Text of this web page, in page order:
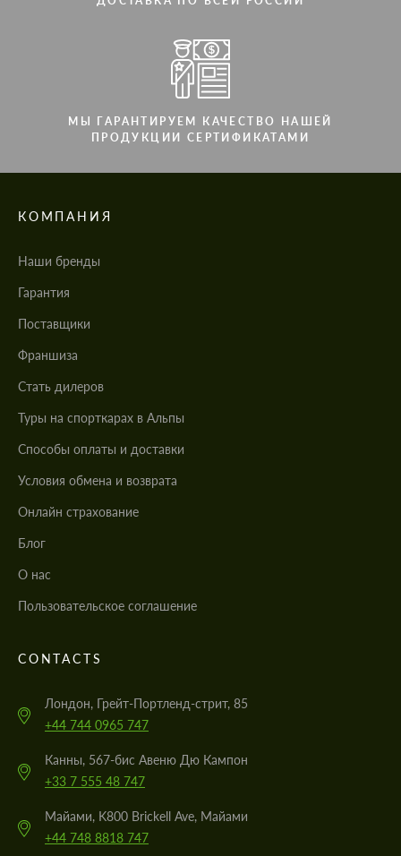
МЫ ГАРАНТИРУЕМ КАЧЕСТВО НАШЕЙ
ПРОДУКЦИИ СЕРТИФИКАТАМИ
КОМПАНИЯ
Наши бренды
Гарантия
Поставщики
Франшиза
Стать дилеров
Туры на спорткарах в Альпы
Cпособы оплаты и доставки
Условия обмена и возврата
Онлайн страхование
Блог
О нас
Пользовательское соглашение
CONTACTS
Лондон, Грейт-Портленд-стрит, 85
+44 744 0965 747
Канны, 567-бис Авеню Дю Кампон
+33 7 555 48 747
Майами, K800 Brickell Ave, Майами
+44 748 8818 747